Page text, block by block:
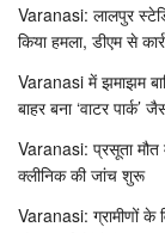
Varanasi: लालपुर
किया हमला, डीएम से
Varanasi में झमाझम
बाहर बना ‘वाटर पार्क’
Varanasi: प्रसूता मौत
क्लीनिक की जांच शुरू
Varanasi: ग्रामीणों के